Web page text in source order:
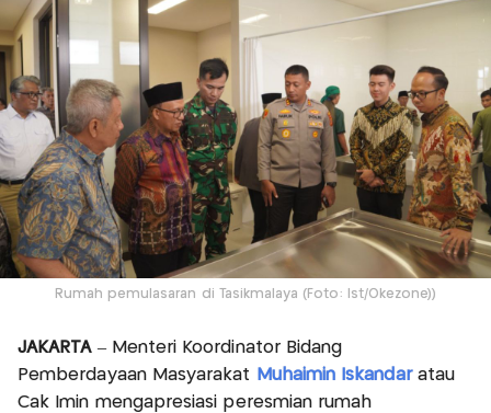
Rumah pemulasaran di Tasikmalaya (Foto: Ist/Okezone))
JAKARTA– Menteri Koordinator Bidang
Pemberdayaan Masyarakat
Muhaimin Iskandar atau
Cak Imin mengapresiasi peresmian rumah